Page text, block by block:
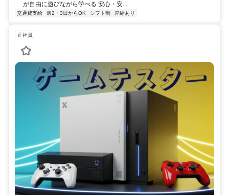
が自由に遊びながら学べる 安心・安...
交通費支給 週2・3日からOK シフト制 昇給あり
正社員